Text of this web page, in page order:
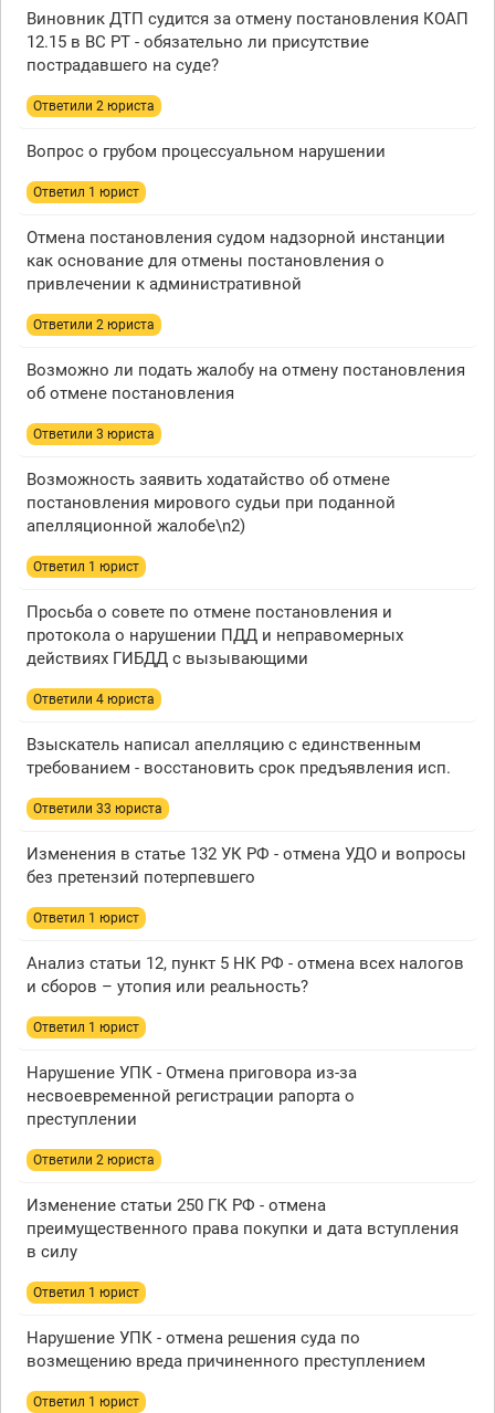
Виновник ДТП судится за отмену постановления КОАП
12.15 в ВС РТ - обязательно ли присутствие
пострадавшего на суде?
Ответили 2 юристa
Вопрос о грубом процессуальном нарушении
Ответил 1 юрист
Отмена постановления судом надзорной инстанции
как основание для отмены постановления о
привлечении к административной
Ответили 2 юристa
Возможно ли подать жалобу на отмену постановления
об отмене постановления
Ответили 3 юристa
Возможность заявить ходатайство об отмене
постановления мирового судьи при поданной
апелляционной жалобе\n2)
Ответил 1 юрист
Просьба о совете по отмене постановления и
протокола о нарушении ПДД и неправомерных
действиях ГИБДД с вызывающими
Ответили 4 юристa
Взыскатель написал апелляцию с единственным
требованием - восстановить срок предъявления исп.
Ответили 33 юристa
Изменения в статье 132 УК РФ - отмена УДО и вопросы
без претензий потерпевшего
Ответил 1 юрист
Анализ статьи 12, пункт 5 НК РФ - отмена всех налогов
и сборов – утопия или реальность?
Ответил 1 юрист
Нарушение УПК - Отмена приговора из-за
несвоевременной регистрации рапорта о
преступлении
Ответили 2 юристa
Изменение статьи 250 ГК РФ - отмена
преимущественного права покупки и дата вступления
в силу
Ответил 1 юрист
Нарушение УПК - отмена решения суда по
возмещению вреда причиненного преступлением
Ответил 1 юрист